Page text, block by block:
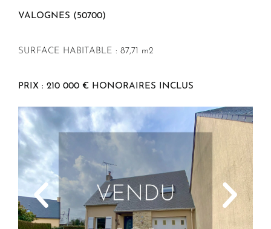
VALOGNES (50700)
SURFACE HABITABLE : 87,71 m2
PRIX : 210 000 € HONORAIRES INCLUS